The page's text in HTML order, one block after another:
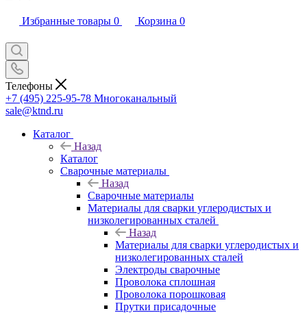
Избранные товары 0 Корзина 0
Телефоны
+7 (495) 225-95-78 Многоканальный
sale@ktnd.ru
Каталог
Назад
Каталог
Сварочные материалы
Назад
Сварочные материалы
Материалы для сварки углеродистых и
низколегированных сталей
Назад
Материалы для сварки углеродистых и
низколегированных сталей
Электроды сварочные
Проволока сплошная
Проволока порошковая
Прутки присадочные